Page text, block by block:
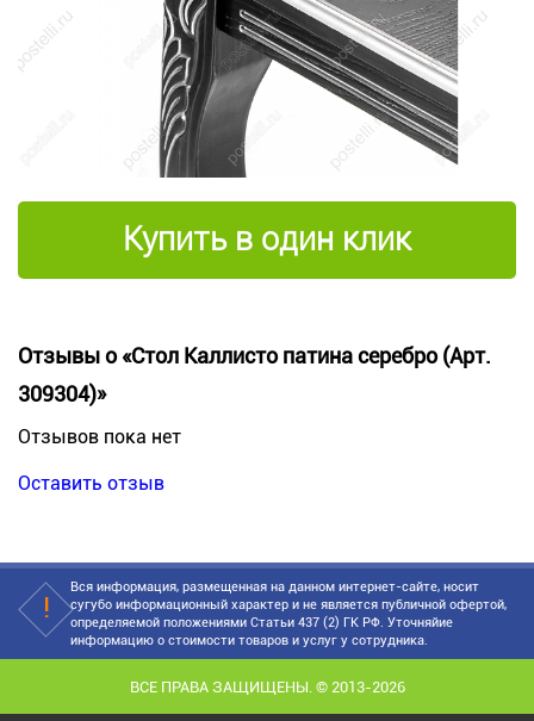
Купить в один клик
Отзывы о «Стол Каллисто патина серебро (Арт.
309304)»
Отзывов пока нет
Оставить отзыв
Вся информация, размещенная на данном интернет-сайте, носит
сугубо информационный характер и не является публичной офертой,
определяемой положениями Статьи 437 (2) ГК РФ. Уточняйие
информацию о стоимости товаров и услуг у сотрудника.
ВСЕ ПРАВА ЗАЩИЩЕНЫ. © 2013-2026